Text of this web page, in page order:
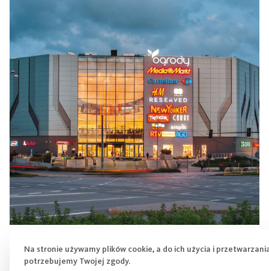
Ogrody Elbląg
Na stronie używamy plików cookie, a do ich użycia i
potrzebujemy Twojej zgody.